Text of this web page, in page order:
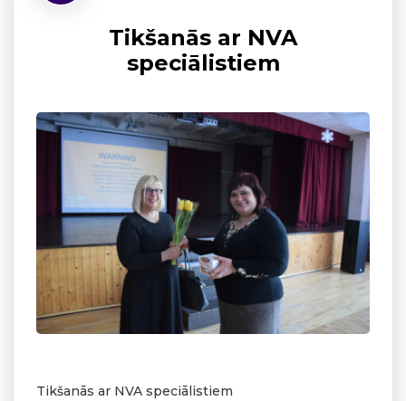
Tikšanās ar NVA
speciālistiem
Tikšanās ar NVA speciālistiem